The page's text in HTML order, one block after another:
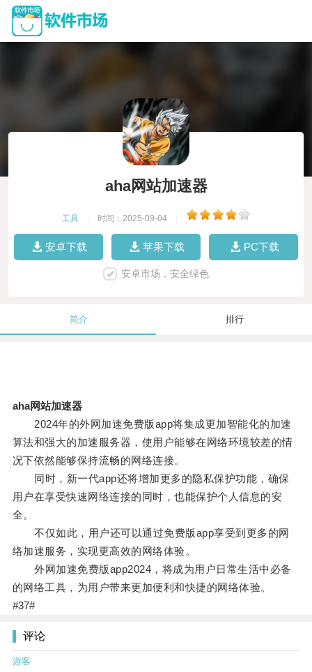
aha网站加速器
工具 时间：2025-09-04
安卓下载 苹果下载 PC下载
安卓市场，安全绿色
简介 排行
aha网站加速器
2024年的外网加速免费版app将集成更加智能化的加速
算法和强大的加速服务器，使用户能够在网络环境较差的情
况下依然能够保持流畅的网络连接。
同时，新一代app还将增加更多的隐私保护功能，确保
用户在享受快速网络连接的同时，也能保护个人信息的安
全。
不仅如此，用户还可以通过免费版app享受到更多的网
络加速服务，实现更高效的网络体验。
外网加速免费版app2024，将成为用户日常生活中必备
的网络工具，为用户带来更加便利和快捷的网络体验。
#37#
评论
游客